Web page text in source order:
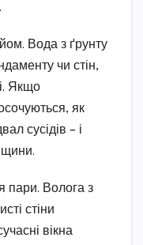
Вода з ґрунту
чи стін,
Якщо
як
сусідів – і
пари. Волога з
стіни
вікна